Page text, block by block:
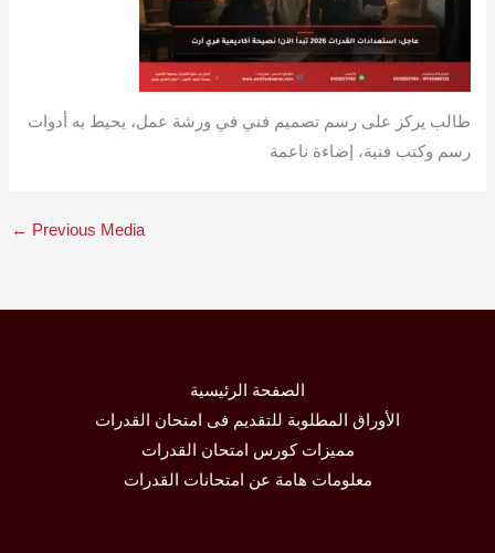
طالب يركز على رسم تصميم فني في ورشة عمل، يحيط به أدوات
رسم وكتب فنية، إضاءة ناعمة
← Previous Media
الصفحة الرئيسية
الأوراق المطلوبة للتقديم فى امتحان القدرات
مميزات كورس امتحان القدرات
معلومات هامة عن امتحانات القدرات